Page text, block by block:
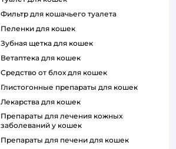
фильтр для кошачьего туалета
пеленки для кошек
зубная щетка для кошек
ветаптека для кошек
средство от блох для кошек
глистогонные препараты для кошек
лекарства для кошек
препараты для лечения кожных
заболеваний у кошек
препараты для печени для кошек